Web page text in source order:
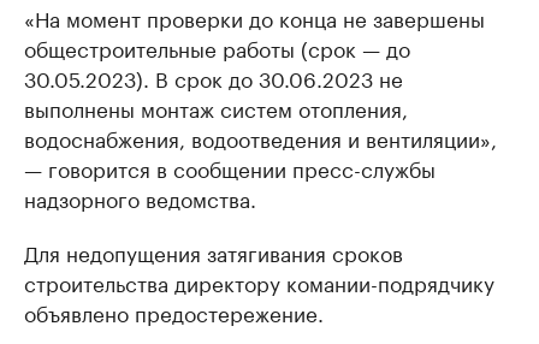
«На момент проверки до конца не завершены
общестроительные работы (срок — до
30.05.2023). В срок до 30.06.2023 не
выполнены монтаж систем отопления,
водоснабжения, водоотведения и вентиляции»,
— говорится в сообщении пресс-службы
надзорного ведомства.
Для недопущения затягивания сроков
строительства директору комании-подрядчику
объявлено предостережение.